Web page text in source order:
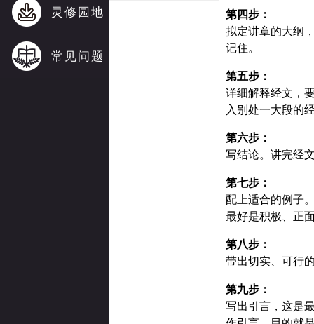
灵修园地
常见问题
第四步：
拟定讲章的大纲
记住。
第五步：
详细解释经文，
入别处一大段的
第六步：
写结论。讲完经
第七步：
配上适合的例子
最好是积极、正
第八步：
带出切实、可行
第九步：
写出引言，这是